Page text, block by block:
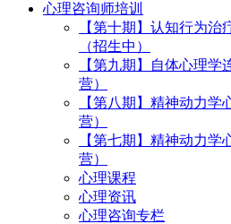
心理咨询师培训
【第十期】认知行为治
（招生中）
【第九期】自体心理
营）
【第八期】精神动力
营）
【第七期】精神动力
营）
心理课程
心理资讯
心理咨询专栏